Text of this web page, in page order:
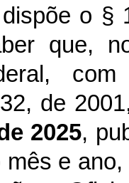
o §
que,
de
2025,
e